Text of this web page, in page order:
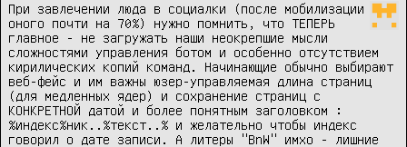
При завлечении люда в социалки (после мобилизации
оного почти на 70%) нужно помнить, что ТЕПЕРЬ
главное - не загружать наши неокрепшие мысли
сложностями управления ботом и особенно отсутствием
кирилических копий команд. Начинающие обычно выбирают
веб-фейс и им важны юзер-управляемая длина страниц
(для медленных ядер) и сохранение страниц с
КОНКРЕТНОЙ датой и более понятным заголовком :
%индекс%ник..%текст..% и желательно чтобы индекс
говорил о дате записи. А литеры "BnW" имхо - лишние